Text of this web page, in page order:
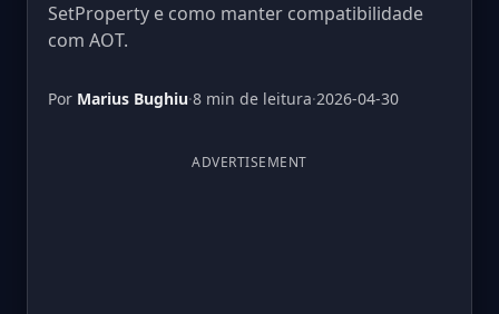
SetProperty e como manter compatibilidade
com AOT.
Por Marius Bughiu·8 min de leitura·2026-04-30
ADVERTISEMENT